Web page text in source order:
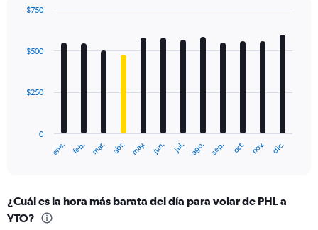
with
12
The
Range:
12
ene. feb. mar. abr. may. jun. jul. ago. sep. oct. nov. dic.
0
$250
$500
$750
¿Cuál es la hora más barata del día para volar de PHL a
YTO?